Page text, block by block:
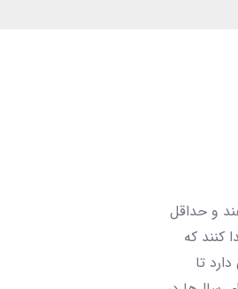
و حداقل
کنند که
تا